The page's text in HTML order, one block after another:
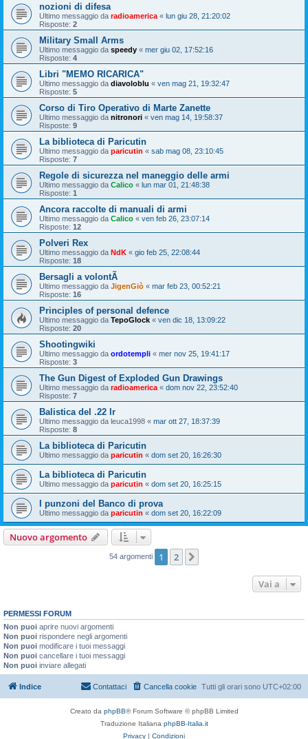
nozioni di difesa
Ultimo messaggio da radioamerica « lun giu 28, 21:20:02
Risposte: 2
Military Small Arms
Ultimo messaggio da speedy « mer giu 02, 17:52:16
Risposte: 4
Libri "MEMO RICARICA"
Ultimo messaggio da diavoloblu « ven mag 21, 19:32:47
Risposte: 5
Corso di Tiro Operativo di Marte Zanette
Ultimo messaggio da nitronori « ven mag 14, 19:58:37
Risposte: 9
La biblioteca di Paricutin
Ultimo messaggio da paricutin « sab mag 08, 23:10:45
Risposte: 7
Regole di sicurezza nel maneggio delle armi
Ultimo messaggio da Calico « lun mar 01, 21:48:38
Risposte: 1
Ancora raccolte di manuali di armi
Ultimo messaggio da Calico « ven feb 26, 23:07:14
Risposte: 12
Polveri Rex
Ultimo messaggio da NdK « gio feb 25, 22:08:44
Risposte: 18
Bersagli a volontÃ
Ultimo messaggio da JigenGiò « mar feb 23, 00:52:21
Risposte: 16
Principles of personal defence
Ultimo messaggio da TepoGlock « ven dic 18, 13:09:22
Risposte: 20
Shootingwiki
Ultimo messaggio da ordotempli « mer nov 25, 19:41:17
Risposte: 3
The Gun Digest of Exploded Gun Drawings
Ultimo messaggio da radioamerica « dom nov 22, 23:52:40
Risposte: 7
Balistica del .22 lr
Ultimo messaggio da leuca1998 « mar ott 27, 18:37:39
Risposte: 8
La biblioteca di Paricutin
Ultimo messaggio da paricutin « dom set 20, 16:26:30
La biblioteca di Paricutin
Ultimo messaggio da paricutin « dom set 20, 16:25:15
I punzoni del Banco di prova
Ultimo messaggio da paricutin « dom set 20, 16:22:09
Nuovo argomento
54 argomenti 1 2
Vai a
PERMESSI FORUM
Non puoi aprire nuovi argomenti
Non puoi rispondere negli argomenti
Non puoi modificare i tuoi messaggi
Non puoi cancellare i tuoi messaggi
Non puoi inviare allegati
Indice Tutti gli orari sono UTC+02:00
Cancella cookie
Contattaci
Creato da phpBB® Forum Software © phpBB Limited
Traduzione Italiana phpBB-Italia.it
Privacy | Condizioni